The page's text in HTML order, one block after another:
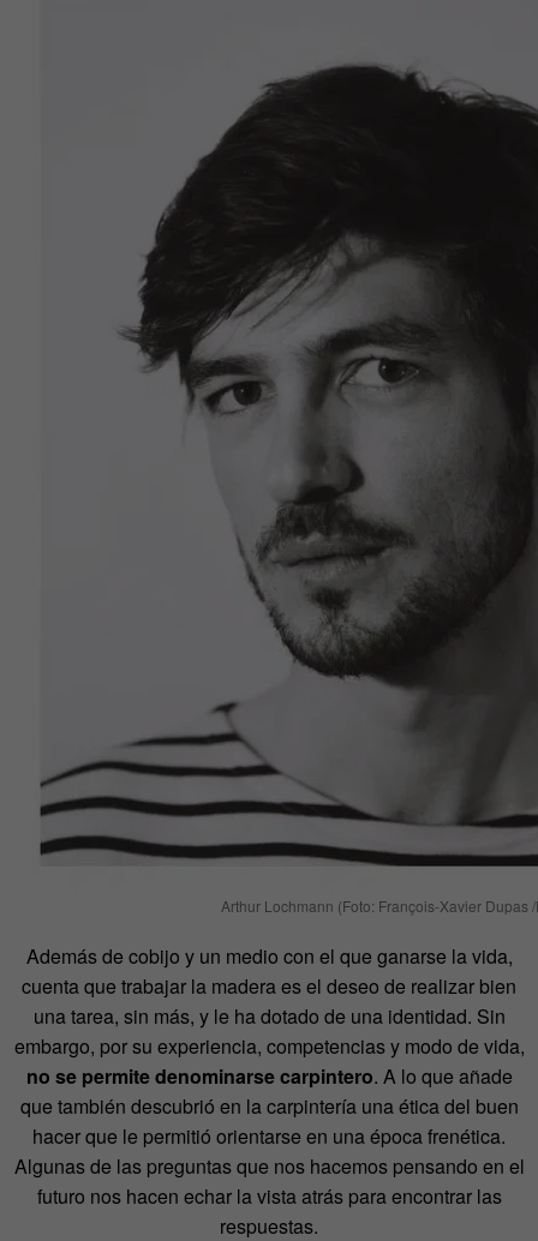
Arthur Lochmann (Foto: François-Xavier Dupas
Además de cobijo y un medio con el que ganarse la vida,
cuenta que trabajar la madera es el deseo de realizar bien
una tarea, sin más, y le ha dotado de una identidad. Sin
embargo, por su experiencia, competencias y modo de vida,
no se permite denominarse carpintero. A lo que añade
que también descubrió en la carpintería una ética del buen
hacer que le permitió orientarse en una época frenética.
Algunas de las preguntas que nos hacemos pensando en el
futuro nos hacen echar la vista atrás para encontrar las
respuestas.